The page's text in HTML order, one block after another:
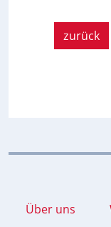
zurück
Über uns